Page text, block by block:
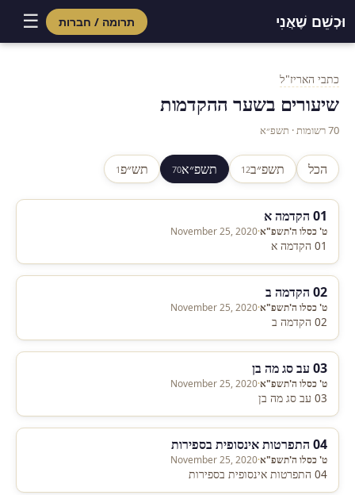
וּכְשֵׁם שֶׁאֲנִי תרומה / חברות ☰
כתבי האריז"ל
שיעורים בשער ההקדמות
70 רשומות · תשפ״א
הכל תשפ״ב12 תשפ״א70 תש״פ1
01 הקדמה א
ט' כסלו ה'תשפ"א·
November 25, 2020
01 הקדמה א
02 הקדמה ב
ט' כסלו ה'תשפ"א·
November 25, 2020
02 הקדמה ב
03 עב סג מה בן
ט' כסלו ה'תשפ"א·
November 25, 2020
03 עב סג מה בן
04 התפרטות אינסופית בספירות
ט' כסלו ה'תשפ"א·
November 25, 2020
04 התפרטות אינסופית בספירות